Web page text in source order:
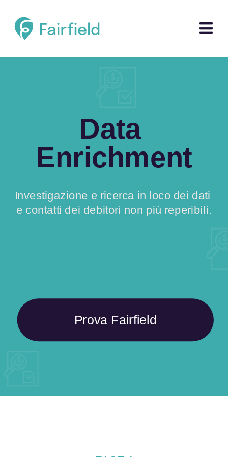
Prova Fairfield
Data
Enrichment
Investigazione e ricerca in loco dei dati
e contatti dei debitori non più reperibili.